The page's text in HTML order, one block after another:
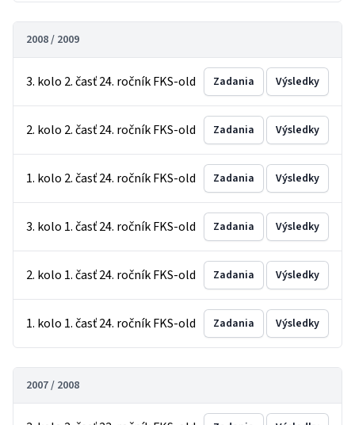
2008 / 2009
3. kolo 2. časť 24. ročník FKS-old Zadania Výsledky
2. kolo 2. časť 24. ročník FKS-old Zadania Výsledky
1. kolo 2. časť 24. ročník FKS-old Zadania Výsledky
3. kolo 1. časť 24. ročník FKS-old Zadania Výsledky
2. kolo 1. časť 24. ročník FKS-old Zadania Výsledky
1. kolo 1. časť 24. ročník FKS-old Zadania Výsledky
2007 / 2008